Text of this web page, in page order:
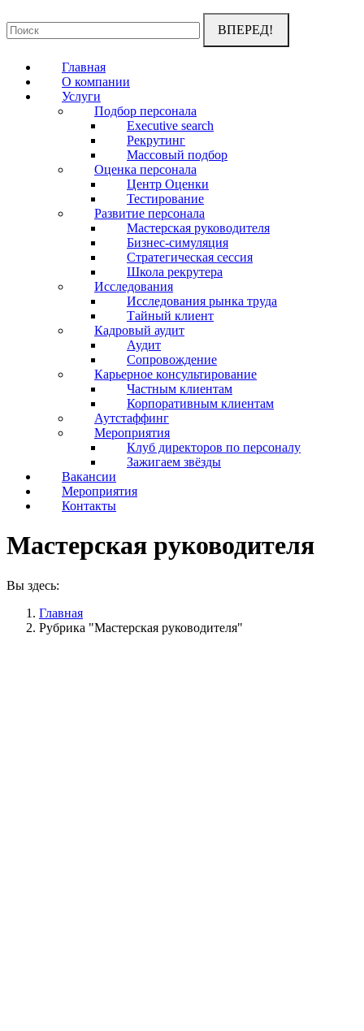
Поиск:
Главная
О компании
Услуги
Подбор персонала
Executive search
Рекрутинг
Массовый подбор
Оценка персонала
Центр Оценки
Тестирование
Развитие персонала
Мастерская руководителя
Бизнес-симуляция
Стратегическая сессия
Школа рекрутера
Исследования
Исследования рынка труда
Тайный клиент
Кадровый аудит
Аудит
Сопровождение
Карьерное консультирование
Частным клиентам
Корпоративным клиентам
Аутстаффинг
Мероприятия
Клуб директоров по персоналу
Зажигаем звёзды
Вакансии
Мероприятия
Контакты
Мастерская руководителя
Вы здесь:
Главная
Рубрика "Мастерская руководителя"